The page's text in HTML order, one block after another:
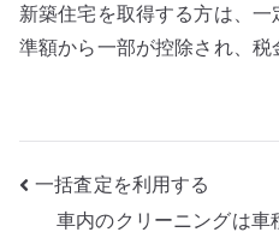
新築住宅を取得する方は、
準額から一部が控除され、税
投
稿
一括査定を利用する
車内のクリーニングは車